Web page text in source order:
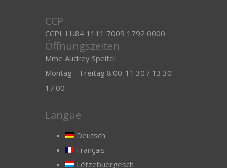
CCP
CCPL LU84 1111 7009 1792 0000
Öffnungszeiten
Mme Audrey Speitel
Montag – Freitag 8.00-11.30 / 13.30-
17.00
Langue
Deutsch
Français
Lëtzebuergesch